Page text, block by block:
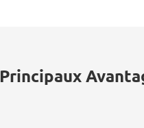
Principaux